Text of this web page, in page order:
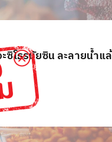
ซิโธรมัยซิน ละลายน้ำแ